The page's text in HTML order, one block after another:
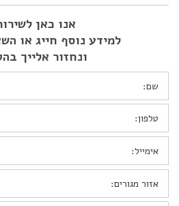
אנו כאן
למידע נוסף חייג או
ונחזור אלייך
שם:*
טלפון:*
אימייל:*
אזור
מגורים: